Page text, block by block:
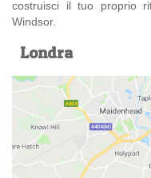
costruisci il tuo proprio
Windsor.
Londra